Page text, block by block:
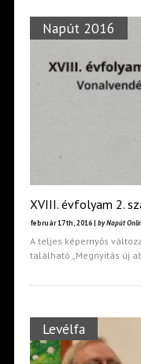
Napút 2016
XVIII. évfolyam 2.
február 17th, 2016 | by Napút
A teljes képernyős
található „Megnyitás új
Levélfa